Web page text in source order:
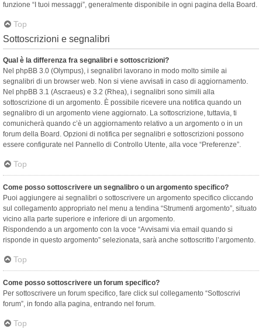
funzione “I tuoi messaggi”, generalmente disponibile in ogni pagina della Board.
Top
Sottoscrizioni e segnalibri
Qual è la differenza fra segnalibri e sottoscrizioni?
Nel phpBB 3.0 (Olympus), i segnalibri lavorano in modo molto simile ai
segnalibri di un browser web. Non si viene avvisati in caso di aggiornamento.
Nel phpBB 3.1 (Ascraeus) e 3.2 (Rhea), i segnalibri sono simili alla
sottoscrizione di un argomento. È possibile ricevere una notifica quando un
segnalibro di un argomento viene aggiornato. La sottoscrizione, tuttavia, ti
comunicherà quando c’è un aggiornamento relativo a un argomento o in un
forum della Board. Opzioni di notifica per segnalibri e sottoscrizioni possono
essere configurate nel Pannello di Controllo Utente, alla voce “Preferenze”.
Top
Come posso sottoscrivere un segnalibro o un argomento specifico?
Puoi aggiungere ai segnalibri o sottoscrivere un argomento specifico cliccando
sul collegamento appropriato nel menu a tendina “Strumenti argomento”, situato
vicino alla parte superiore e inferiore di un argomento.
Rispondendo a un argomento con la voce “Avvisami via email quando si
risponde in questo argomento” selezionata, sarà anche sottoscritto l’argomento.
Top
Come posso sottoscrivere un forum specifico?
Per sottoscrivere un forum specifico, fare click sul collegamento “Sottoscrivi
forum”, in fondo alla pagina, entrando nel forum.
Top